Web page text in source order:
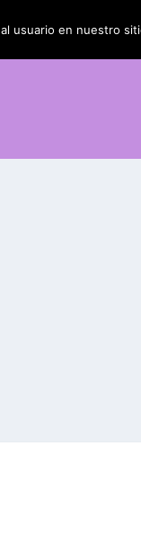
usuario en nuestro